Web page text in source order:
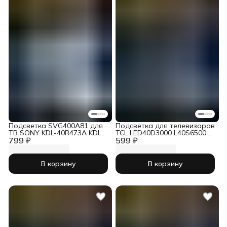
799 ₽
Подсветка SVG400A81 для
ТВ SONY KDL-40R473A KDL-
40R474A (комплект 10 линек
В корзину
599 ₽
Подсветка для телевизоров
TCL LED40D3000 L40S6500,
40S6500 40D640F6F 40L2F
40HR330M10A0 40D6 (
комплект )В корзину